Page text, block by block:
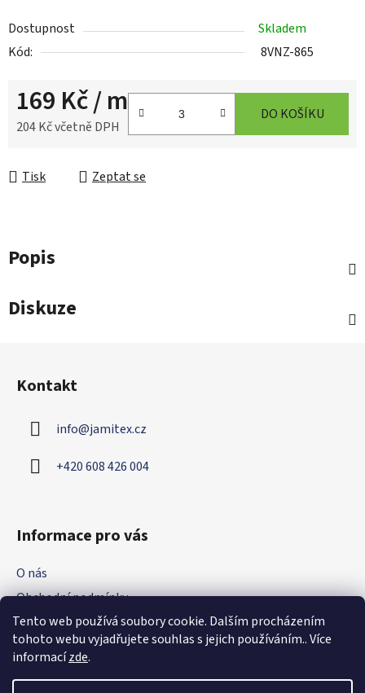
Tento web používá soubory cookie. Dalším procházením
tohoto webu vyjadřujete souhlas s jejich používáním.. Více
informacízde.
Dostupnost
Skladem
Kód:
8VNZ-865
169 Kč/ m
204 Kč včetně DPH
DO KOŠÍKU
Tisk Zeptat se
Popis
Diskuze
Kontakt
info@jamitex.cz
+420 608 426 004
Informace pro vás
O nás
Obchodní podmínky
Podmínky ochrany osobních údajů
Nejčastější dotazy